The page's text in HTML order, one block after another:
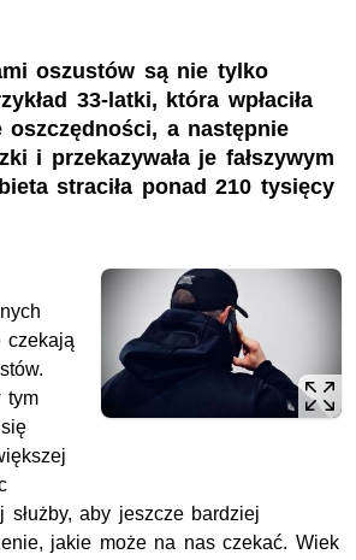
oszustów są nie tylko
33-latki, która wpłaciła
oszczędności, a następnie
i przekazywała je fałszywym
straciła ponad 210 tysięcy
czekają
tym
służby, aby jeszcze bardziej
jakie może na nas czekać. Wiek